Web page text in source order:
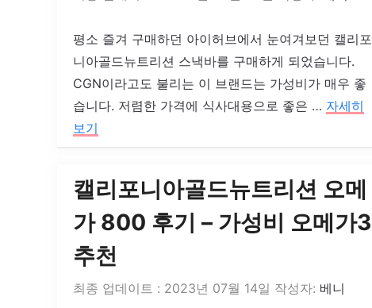
평소 즐겨 구매하던 아이허브에서 눈여겨보던 캘리포
니아골드뉴트리션 스낵바를 구매하게 되었습니다.
CGN이라고도 불리는 이 브랜드는 가성비가 매우 좋
습니다. 저렴한 가격에 식사대용으로 좋은 … 자세히
보기
캘리포니아골드뉴트리션 오메
가 800 후기 – 가성비 오메가3
추천
2023년 07월 14일 작성자: 베니